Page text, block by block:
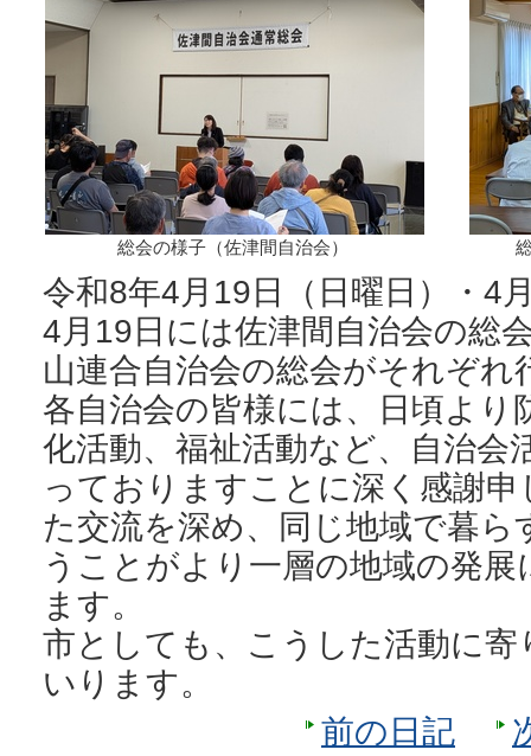
総会の様子（佐津間自治会）
令和8年4月19日（日曜日）・4
4月19日には佐津間自治会の総
山連合自治会の総会がそれぞ
各自治会の皆様には、日頃より
化活動、福祉活動など、自治会
っておりますことに深く感謝
た交流を深め、同じ地域で暮
うことがより一層の地域の発
ます。
市としても、こうした活動に
いります。
前の日記